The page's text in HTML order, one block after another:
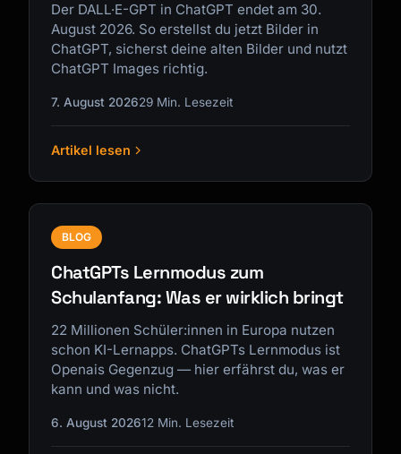
Der DALL·E-GPT in ChatGPT endet am 30.
August 2026. So erstellst du jetzt Bilder in
ChatGPT, sicherst deine alten Bilder und nutzt
ChatGPT Images richtig.
7. August 202629 Min. Lesezeit
Artikel lesen
BLOG
ChatGPTs Lernmodus zum
Schulanfang: Was er wirklich bringt
22 Millionen Schüler:innen in Europa nutzen
schon KI-Lernapps. ChatGPTs Lernmodus ist
Openais Gegenzug — hier erfährst du, was er
kann und was nicht.
6. August 202612 Min. Lesezeit